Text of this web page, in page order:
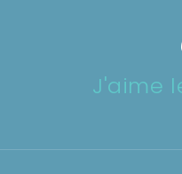
J'aime